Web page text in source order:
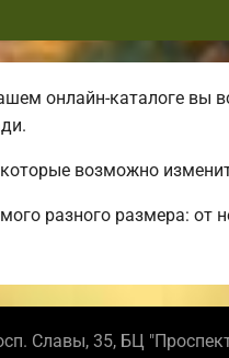
онлайн-каталоге вы
возможно
разного размера: от
Славы, 35, БЦ